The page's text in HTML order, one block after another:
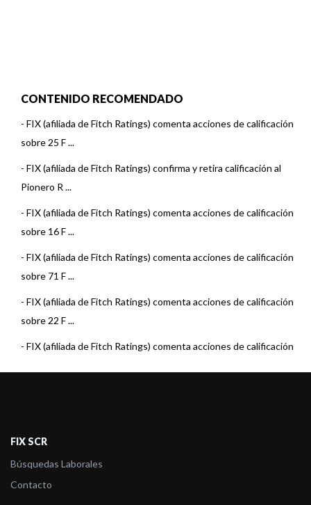
CONTENIDO RECOMENDADO
- FIX (afiliada de Fitch Ratings) comenta acciones de calificación
sobre 25 F ...
- FIX (afiliada de Fitch Ratings) confirma y retira calificación al
Pionero R ...
- FIX (afiliada de Fitch Ratings) comenta acciones de calificación
sobre 16 F ...
- FIX (afiliada de Fitch Ratings) comenta acciones de calificación
sobre 71 F ...
- FIX (afiliada de Fitch Ratings) comenta acciones de calificación
sobre 22 F ...
- FIX (afiliada de Fitch Ratings) comenta acciones de calificación
- FIX (afiliada de Fitch Ratings) comenta acciones de calificación
FIX (afiliada de Fitch) asigna la calificación al Fondo Pionero
FIX SCR
Búsquedas Laborales
Contacto